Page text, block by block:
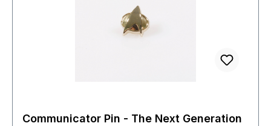
Communicator Pin - The Next Generation